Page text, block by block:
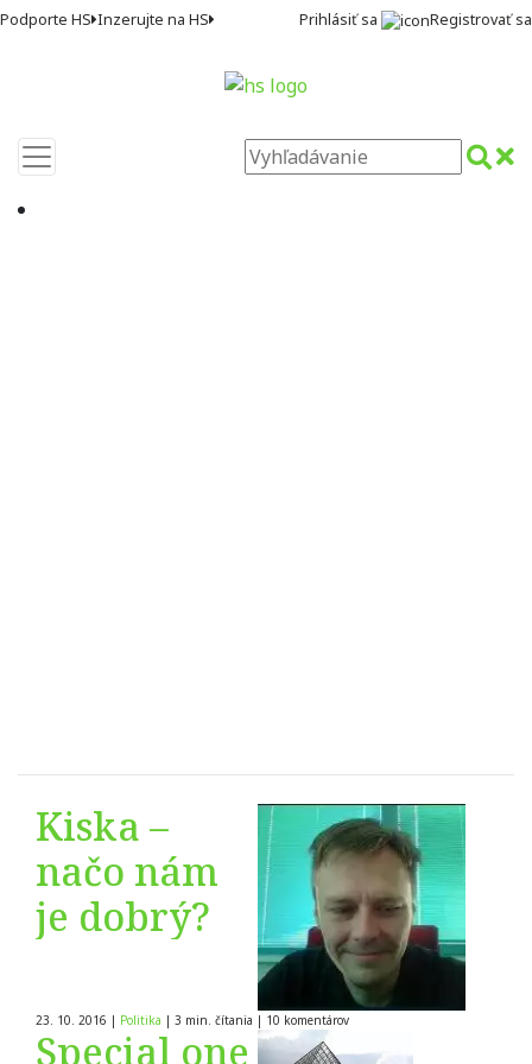
Podporte HS Inzerujte na HS Prihlásiť sa Registrovať sa
Kiska –
načo nám
je dobrý?
23. 10. 2016 | Politika | 3 min. čítania | 10 komentárov
Special one